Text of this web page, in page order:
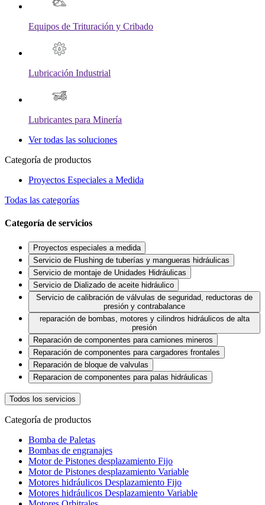
Equipos de Trituración y Cribado
Lubricación Industrial
Lubricantes para Minería
Ver todas las soluciones
Categoría de productos
Proyectos Especiales a Medida
Todas las categorías
Categoría de servicios
Proyectos especiales a medida
Servicio de Flushing de tuberías y mangueras hidráulicas
Servicio de montaje de Unidades Hidráulicas
Servicio de Dializado de aceite hidráulico
Servicio de calibración de válvulas de seguridad, reductoras de
presión y contrabalance
reparación de bombas, motores y cilindros hidráulicos de alta
presión
Reparación de componentes para camiones mineros
Reparación de componentes para cargadores frontales
Reparación de bloque de valvulas
Reparacion de componentes para palas hidráulicas
Todos los servicios
Categoría de productos
Bomba de Paletas
Bombas de engranajes
Motor de Pistones desplazamiento Fijo
Motor de Pistones desplazamiento Variable
Motores hidráulicos Desplazamiento Fijo
Motores hidráulicos Desplazamiento Variable